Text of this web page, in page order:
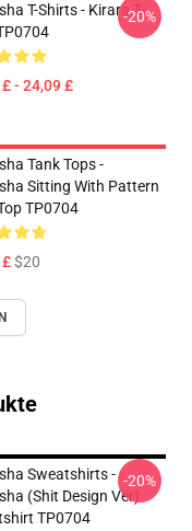
T-Shirts - Kirara T-
- 24,09 £
-20%
Tank Tops -
Sitting With Pattern
TP0704
£$20
Sweatshirts -
(Shit Design Ver)
TP0704
-20%